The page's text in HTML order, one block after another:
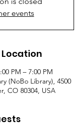
events
Location
PM – 7:00 PM
(NoBo Library), 4500
CO 80304, USA